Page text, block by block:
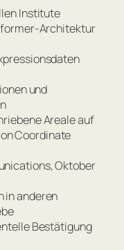
Institute
Architektur
und
Areale auf
Coordinate
, Oktober
in anderen
Bestätigung